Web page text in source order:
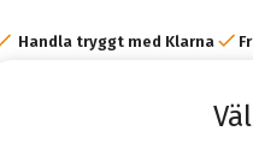
Handla tryggt med Klarna